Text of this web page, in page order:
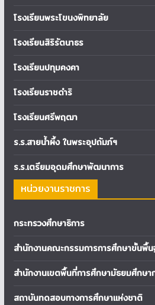
โรงเรียนพระโขนงพิทยาลัย
โรงเรียนสิริรัตนาธร
โรงเรียนปทุมคงคา
โรงเรียนราชดำริ
โรงเรียนศรีพฤฒา
ร.ร.สายน้ำผึ้ง ในพระอุปถัมภ์ฯ
ร.ร.เตรียมอุดมศึกษาพัฒนาการ
หน่วยงานราชการ
กระทรวงศึกษาธิการ
สำนักงานคณะกรรมการการศึกษาขั้นพื้น
สำนักงานเขตพื้นที่การศึกษามัธยมศึกษ
สถาบันทดสอบทางการศึกษาแห่งชาติ